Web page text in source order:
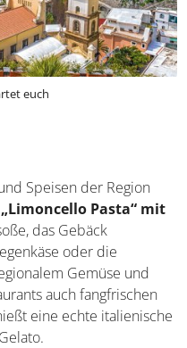
euch
Speisen der Region
„Limoncello Pasta“ mit
das Gebäck
oder die
Gemüse und
auch fangfrischen
eine echte italienische